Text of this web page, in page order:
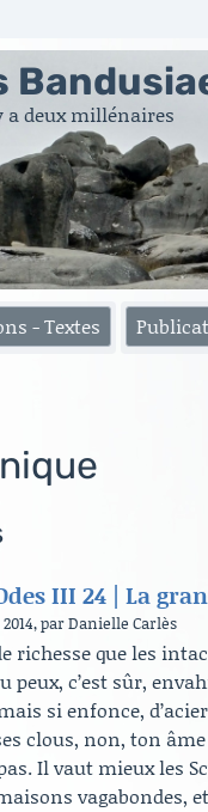
a deux millénaires
- Textes
III 24 | La
par Danielle Carlès
richesse que les
peux, c’est sûr,
si enfonce,
clous, non, ton
Il vaut mieux les
vagabondes,